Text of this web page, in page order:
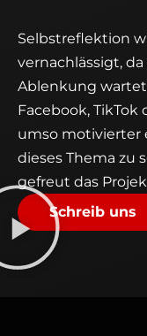
Selbstreflektion
vernachlässigt,
Ablenkung
Facebook,
umso motivierter
dieses Thema zu
gefreut das
Schreib uns